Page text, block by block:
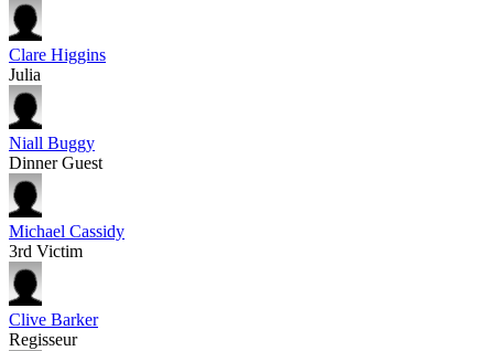
Clare Higgins
Julia
Niall Buggy
Dinner Guest
Michael Cassidy
3rd Victim
Clive Barker
Regisseur